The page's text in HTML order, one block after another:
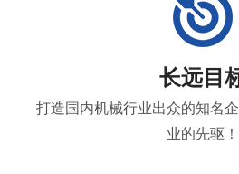
长远目
打造国内机械行业出众的知名
业的先驱！